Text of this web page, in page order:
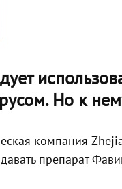
Но к
компания
препарат